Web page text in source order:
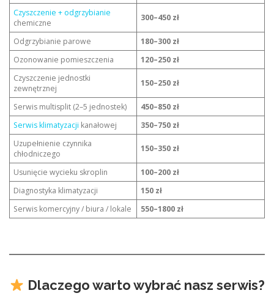
Czyszczenie + odgrzybianie
chemiczne
300–450 zł
Odgrzybianie parowe
180–300 zł
Ozonowanie pomieszczenia
120–250 zł
Czyszczenie jednostki
zewnętrznej
150–250 zł
Serwis multisplit (2–5 jednostek)
450–850 zł
Serwis klimatyzacji kanałowej
350–750 zł
Uzupełnienie czynnika
chłodniczego
150–350 zł
Usunięcie wycieku skroplin
100–200 zł
Diagnostyka klimatyzacji
150 zł
Serwis komercyjny / biura / lokale
550–1800 zł
Dlaczego warto wybrać nasz serwis?